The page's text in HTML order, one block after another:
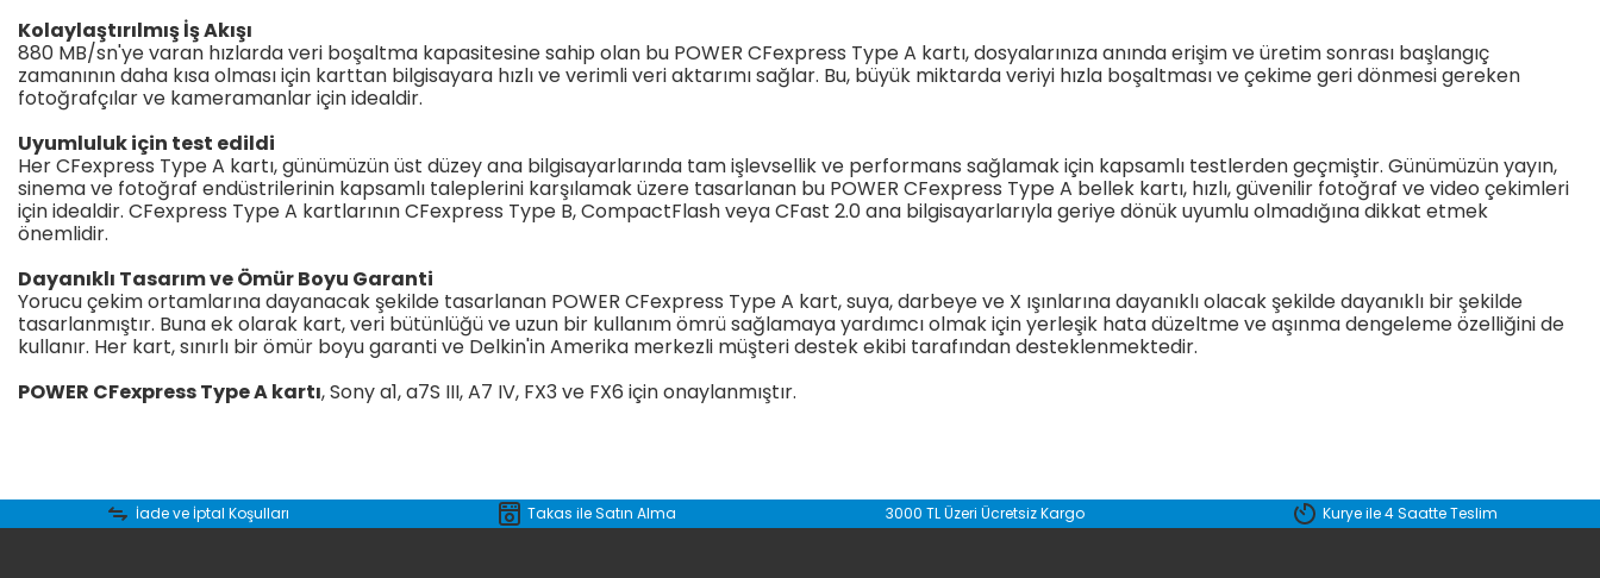
Kolaylaştırılmış İş Akışı
880 MB/sn'ye varan hızlarda veri boşaltma kapasitesine sahip olan bu POWER CFexpress Type A kartı, dosyalarınıza anında erişim ve üretim sonrası başlangıç ​​
zamanının daha kısa olması için karttan bilgisayara hızlı ve verimli veri aktarımı sağlar. Bu, büyük miktarda veriyi hızla boşaltması ve çekime geri dönmesi gereken
fotoğrafçılar ve kameramanlar için idealdir.
Uyumluluk için test edildi
Her CFexpress Type A kartı, günümüzün üst düzey ana bilgisayarlarında tam işlevsellik ve performans sağlamak için kapsamlı testlerden geçmiştir. Günümüzün yayın,
sinema ve fotoğraf endüstrilerinin kapsamlı taleplerini karşılamak üzere tasarlanan bu POWER CFexpress Type A bellek kartı, hızlı, güvenilir fotoğraf ve video çekimleri
için idealdir. CFexpress Type A kartlarının CFexpress Type B, CompactFlash veya CFast 2.0 ana bilgisayarlarıyla geriye dönük uyumlu olmadığına dikkat etmek
önemlidir.
Dayanıklı Tasarım ve Ömür Boyu Garanti
Yorucu çekim ortamlarına dayanacak şekilde tasarlanan POWER CFexpress Type A kart, suya, darbeye ve X ışınlarına dayanıklı olacak şekilde dayanıklı bir şekilde
tasarlanmıştır. Buna ek olarak kart, veri bütünlüğü ve uzun bir kullanım ömrü sağlamaya yardımcı olmak için yerleşik hata düzeltme ve aşınma dengeleme özelliğini de
kullanır. Her kart, sınırlı bir ömür boyu garanti ve Delkin'in Amerika merkezli müşteri destek ekibi tarafından desteklenmektedir.
POWER CFexpress Type A kartı, Sony a1, a7S III, A7 IV, FX3 ve FX6 için onaylanmıştır.
Bu ürüne ilk yorumu siz yapın!
Görüş ve önerileriniz için teşekkür ederiz.
İade ve İptal Koşulları Takas ile Satın Alma 3000 TL Üzeri Ücretsiz Kargo Kurye ile 4 Saatte Teslim